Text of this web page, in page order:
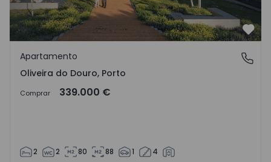
Oliveira do Douro, Porto
Apartamento
Oliveira do Douro, Porto
Comprar 339.000 €
2 2 80 88 1 4